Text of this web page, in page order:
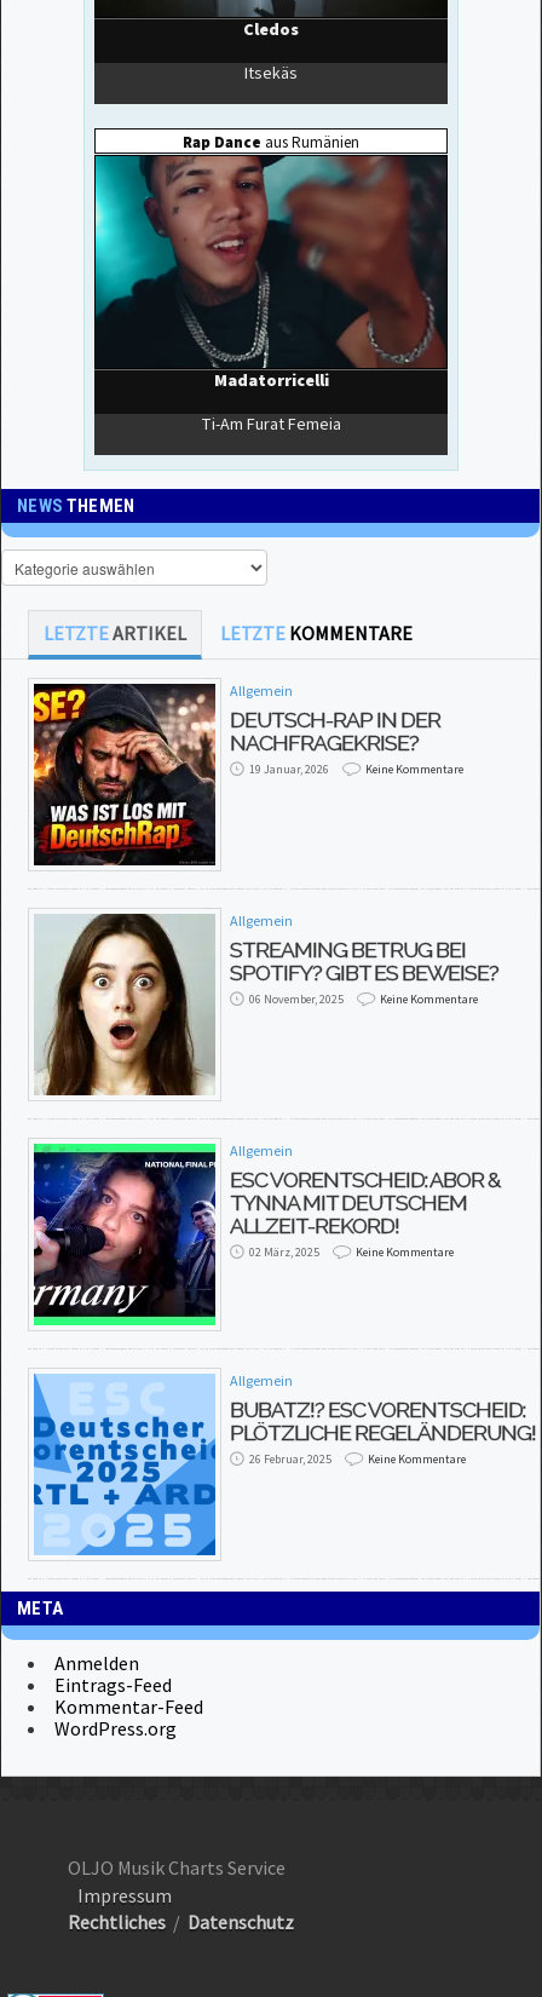
NEWSTHEMEN
LETZTEARTIKEL LETZTE KOMMENTARE
Allgemein
DEUTSCH-RAP IN DER
NACHFRAGEKRISE?
19 Januar, 2026 Keine Kommentare
Allgemein
STREAMING BETRUG BEI
SPOTIFY? GIBT ES BEWEISE?
06 November, 2025 Keine Kommentare
Allgemein
ESC VORENTSCHEID: ABOR &
TYNNA MIT DEUTSCHEM
ALLZEIT-REKORD!
02 März, 2025 Keine Kommentare
Allgemein
BUBATZ!? ESC VORENTSCHEID:
PLÖTZLICHE REGELÄNDERUNG!
26 Februar, 2025 Keine Kommentare
META
Anmelden
Eintrags-Feed
Kommentar-Feed
WordPress.org
OLJO Musik Charts Service
Impressum
Rechtliches / Datenschutz